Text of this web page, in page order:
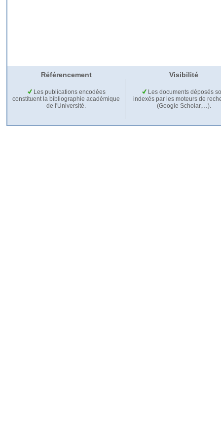
Référencement Visibilité
Les publications encodées
constituent la bibliographie académique
de l'Université.
Les documents déposés
indexés par les moteurs de
(Google Scholar,…).